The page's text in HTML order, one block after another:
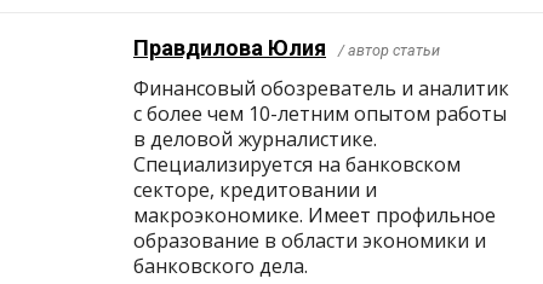
Правдилова Юлия / автор статьи
Финансовый обозреватель и аналитик
с более чем 10-летним опытом работы
в деловой журналистике.
Специализируется на банковском
секторе, кредитовании и
макроэкономике. Имеет профильное
образование в области экономики и
банковского дела.